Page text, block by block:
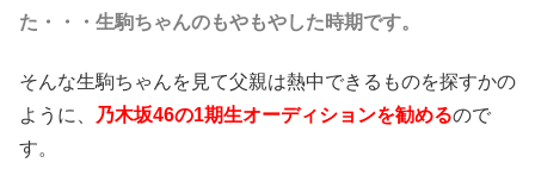
た・・・生駒ちゃんのもやもやした時期です。
そんな生駒ちゃんを見て父親は熱中できるものを探すかの
ように、
乃木坂46の1期生オーディションを勧めるので
す。